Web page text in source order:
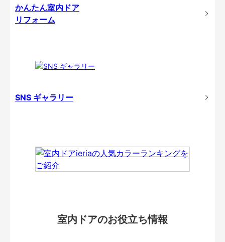
かんたん室内ドア
リフォーム
SNS ギャラリー
室内ドアのお役立ち情報